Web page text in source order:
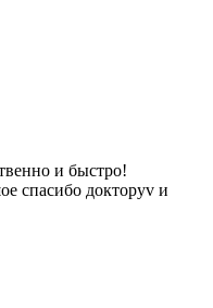
и быстро!
спасибо докторуv и